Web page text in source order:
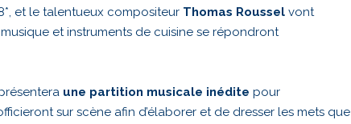
et le talentueux compositeur Thomas Roussel vont
et instruments de cuisine se répondront
une partition musicale inédite pour
sur scène afin d’élaborer et de dresser les mets que